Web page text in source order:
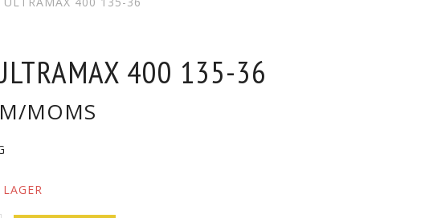
400 135-36
M/MOMS